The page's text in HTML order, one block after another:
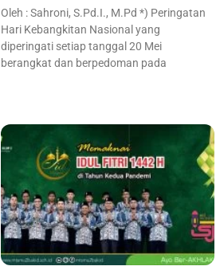
Oleh : Sahroni, S.Pd.I., M.Pd *) Peringatan
Hari Kebangkitan Nasional yang
diperingati setiap tanggal 20 Mei
berangkat dan berpedoman pada